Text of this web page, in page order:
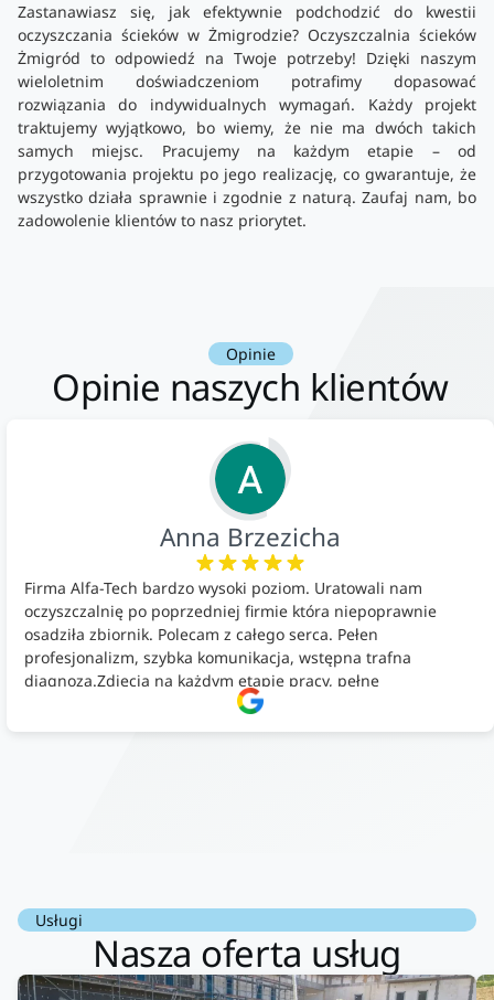
Zastanawiasz się, jak efektywnie podchodzić do kwestii
oczyszczania ścieków w Żmigrodzie? Oczyszczalnia ścieków
Żmigród to odpowiedź na Twoje potrzeby! Dzięki naszym
wieloletnim doświadczeniom potrafimy dopasować
rozwiązania do indywidualnych wymagań. Każdy projekt
traktujemy wyjątkowo, bo wiemy, że nie ma dwóch takich
samych miejsc. Pracujemy na każdym etapie – od
przygotowania projektu po jego realizację, co gwarantuje, że
wszystko działa sprawnie i zgodnie z naturą. Zaufaj nam, bo
zadowolenie klientów to nasz priorytet.
Opinie
Opinie naszych klientów
Anna Brzezicha
Firma Alfa-Tech bardzo wysoki poziom. Uratowali nam
oczyszczalnię po poprzedniej firmie która niepoprawnie
osadziła zbiornik. Polecam z całego serca. Pełen
profesjonalizm, szybka komunikacja, wstępna trafna
diagnoza.Zdjęcia na każdym etapie pracy, pełne
doradztwo.Dobrze wyszkoleni i znający się na rzeczy.
Podsumowując ekipa na wysokim poziomie, rzetelna. Bardzo
Usługi
Nasza oferta usług